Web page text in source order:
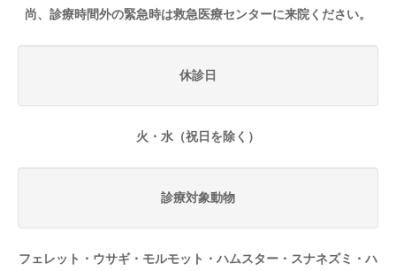
尚、診療時間外の緊急時は救急医療センターに来院ください。
休診日
火・水（祝日を除く）
診療対象動物
フェレット・ウサギ・モルモット・ハムスター・スナネズミ・ハ